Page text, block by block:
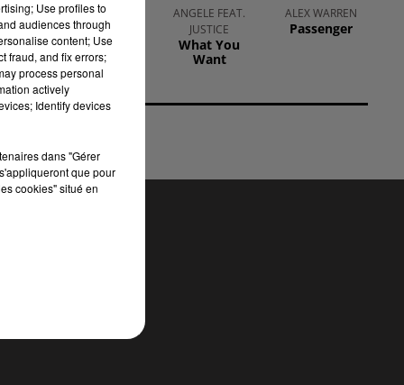
à
ALANIS
MORISSETTE
You Learn
ANGELE FEAT.
JUSTICE
What You
Want
ALEX WARREN
Passenger
Use profiles to
audiences through
content; Use
fraud, and fix errors;
process personal
actively
Identify devices
dans "Gérer
que pour
cookies" situé en